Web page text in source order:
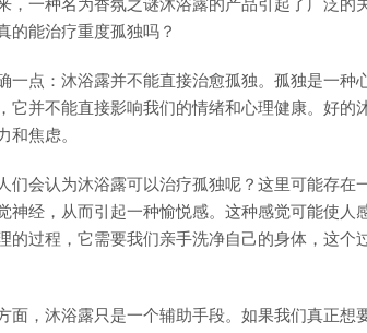
，一种名为香氛之谜沐浴露的产品引起了广泛
的能治疗重度孤独吗？
一点：沐浴露并不能直接治愈孤独。孤独是一
它并不能直接影响我们的情绪和心理健康。好
和焦虑。
们会认为沐浴露可以治疗孤独呢？这里可能存在
神经，从而引起一种愉悦感。这种感觉可能使
的过程，它需要我们亲手洗净自己的身体，这
面，沐浴露只是一个辅助手段。如果我们真正